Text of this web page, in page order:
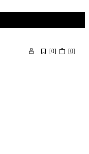
[0] [0]